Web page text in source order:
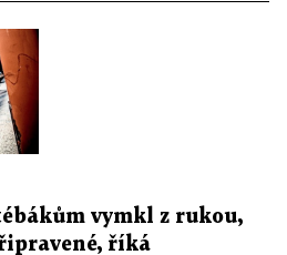
vymkl z rukou,
říká